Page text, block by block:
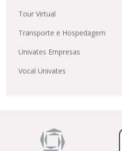
Tour Virtual
Transporte e Hospedagem
Univates Empresas
Vocal Univates